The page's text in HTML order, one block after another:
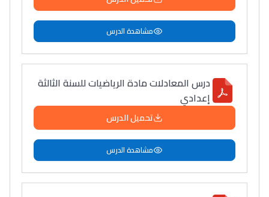
مشاهدة الدرس
درس المعادلات مادة الرياضيات للسنة الثالثة
إعدادي
تحميل الدرس
مشاهدة الدرس